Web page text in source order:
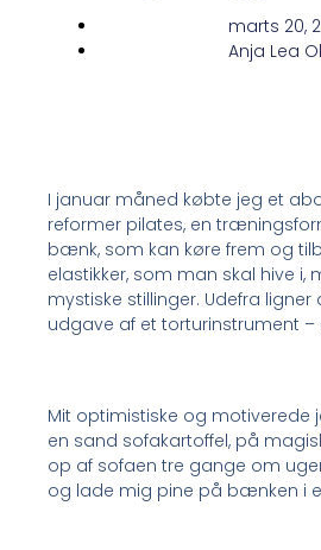
marts 20,
Anja Lea
I januar måned købte jeg et
reformer pilates, en
bænk, som kan køre frem og
elastikker, som man skal hive i,
mystiske stillinger. Udefra
udgave af et torturinstrument
Mit optimistiske og motiverede
en sand sofakartoffel, på
op af sofaen tre gange om
og lade mig pine på bænken i